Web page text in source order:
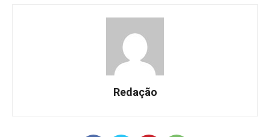
Redação